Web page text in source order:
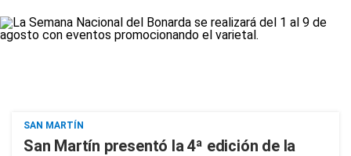
SAN MARTÍN
San Martín presentó la 4ª edición de la